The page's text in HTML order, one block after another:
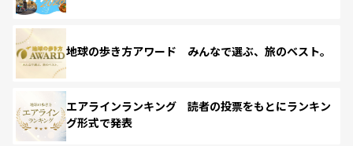
地球の歩き方アワード みんなで選ぶ、旅のベスト。
エアラインランキング 読者の投票をもとにランキン
グ形式で発表